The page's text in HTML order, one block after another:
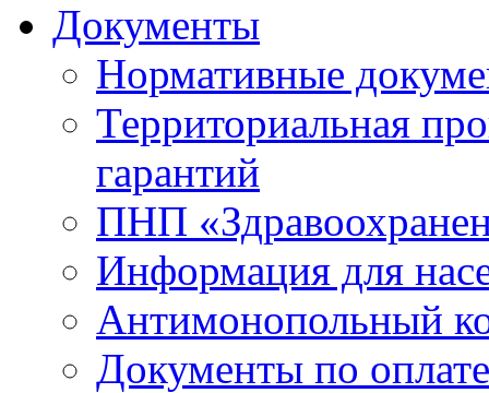
Документы
Нормативные
Территориальная
гарантий
ПНП
Информация для
Антимонопольный
Документы по